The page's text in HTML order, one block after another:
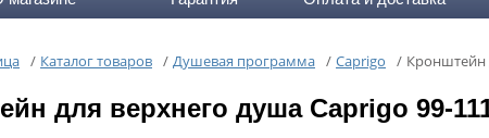
/ Каталог товаров / Душевая программа / Caprigo / Кронштейн
для верхнего душа Caprigo 99-